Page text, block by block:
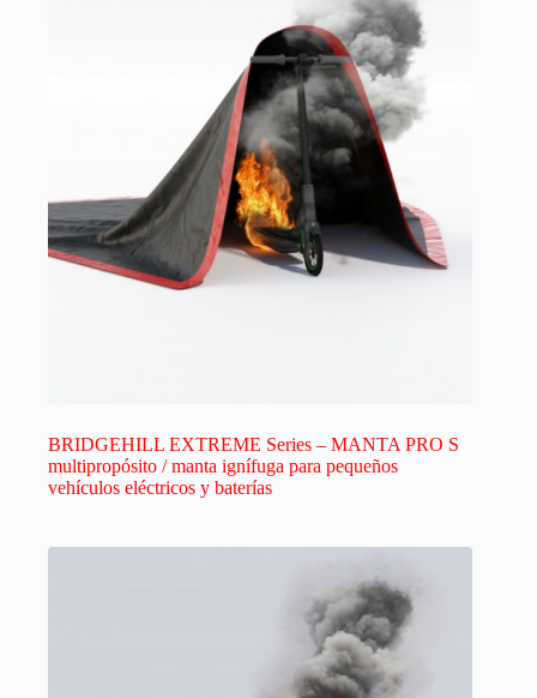
BRIDGEHILL EXTREME Series – MANTA PRO S
multipropósito / manta ignífuga para pequeños
vehículos eléctricos y baterías